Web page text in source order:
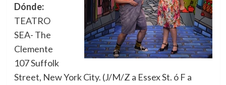
Dónde:
TEATRO
SEA- The
Clemente
107 Suffolk
Street, New York City. (J/M/Z a Essex St. ó F a